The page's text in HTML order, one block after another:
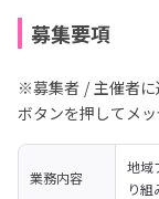
募集要項
※募集者 / 主催者に
ボタンを押してメッ
業務内容
地域
り組